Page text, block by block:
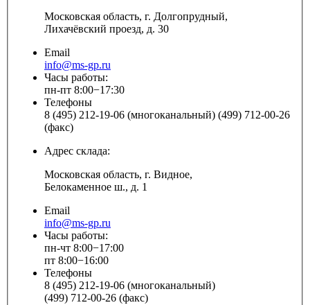
Московская область, г. Долгопрудный,
Лихачёвский проезд, д. 30
Email
info@ms-gp.ru
Часы работы:
пн-пт 8:00−17:30
Телефоны
8 (495) 212-19-06 (многоканальный) (499) 712-00-26
(факс)
Адрес склада:
Московская область, г. Видное,
Белокаменное ш., д. 1
Email
info@ms-gp.ru
Часы работы:
пн-чт 8:00−17:00
пт 8:00−16:00
Телефоны
8 (495) 212-19-06 (многоканальный)
(499) 712-00-26 (факс)